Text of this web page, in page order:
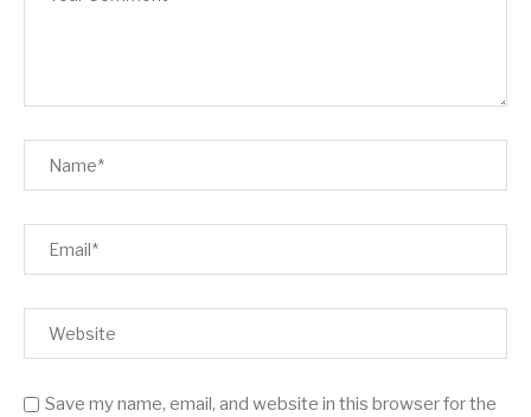
Save my name, email, and website in this browser for the